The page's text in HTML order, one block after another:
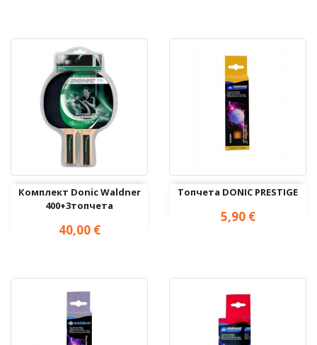
Комплект Donic Waldner
400+3топчета
Цена
40,00 €
Топчета DONIC PRESTIGE
Цена
5,90 €